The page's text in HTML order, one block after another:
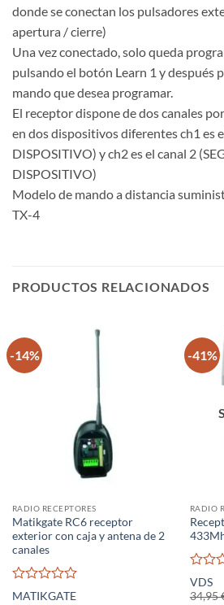
donde se conectan los pulsadores
apertura / cierre)
Una vez conectado, solo queda
pulsando el botón Learn 1 y después
mando que desea programar.
El receptor dispone de dos canales
en dos dispositivos diferentes ch1 es
DISPOSITIVO) y ch2 es el canal 2
DISPOSITIVO)
Modelo de mando a distancia
TX-4
PRODUCTOS RELACIONADOS
-14%
RADIO RECEPTORES
Matikgate RC6 receptor
exterior con caja y antena de 2
canales
Valorado
MATIKGATE
-41%
RADIO
con
VDS
34,95